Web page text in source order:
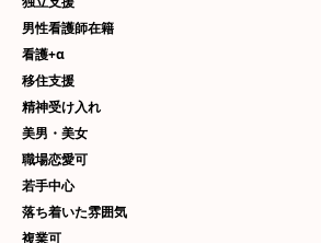
男性看護師在籍
看護+α
移住支援
精神受け入れ
美男・美女
職場恋愛可
若手中心
落ち着いた雰囲気
複業可